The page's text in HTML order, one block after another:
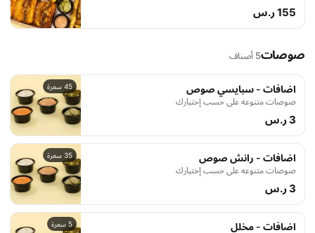
بطاطس فرايز متبّلة، وصوصين بيك، وعلبة مخلل لإضافة الطعم
المقرمش. وجبة مثالية للمشاركة والاستمتاع بكل لقمة.
155 ر.س
صوصات5 أصناف
45 سعرة اضافات - سبايسي صوص
صوصات متنوعه على حسب إختيارك
3 ر.س
35 سعرة اضافات - رانش صوص
صوصات متنوعه على حسب إختيارك
3 ر.س
5 سعرة اضافات - مخلل